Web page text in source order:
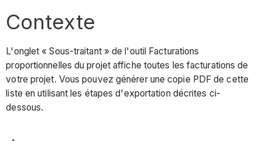
Contexte
L'onglet « Sous-traitant » de l'outil Facturations
proportionnelles du projet affiche toutes les facturations de
votre projet. Vous pouvez générer une copie PDF de cette
liste en utilisant les étapes d'exportation décrites ci-
dessous.